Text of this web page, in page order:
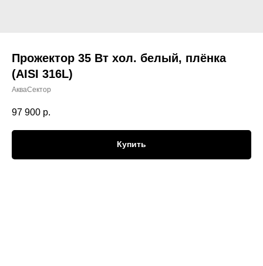
Прожектор 35 Вт хол. белый, плёнка
(AISI 316L)
АкваСектор
97 900 р.
Купить